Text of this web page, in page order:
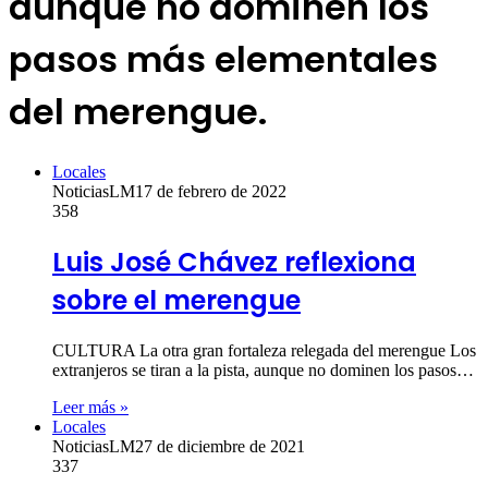
pasos más elementales
del merengue.
Locales
NoticiasLM17 de febrero de 2022
358
Luis José Chávez reflexiona
sobre el merengue
CULTURA La otra gran fortaleza relegada del merengue Los
extranjeros se tiran a la pista, aunque no dominen los pasos…
Leer más »
Locales
NoticiasLM27 de diciembre de 2021
337